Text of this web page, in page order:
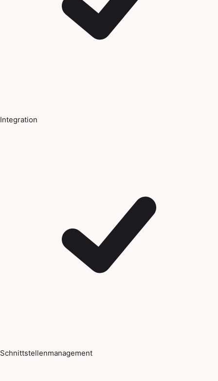
Integration
Schnittstellenmanagement